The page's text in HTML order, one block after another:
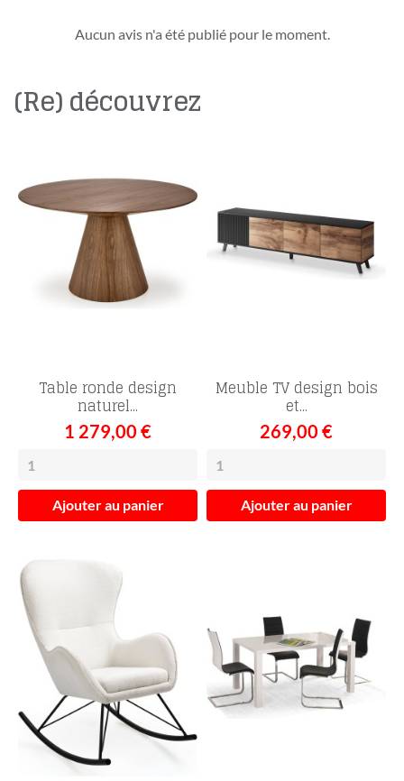
Aucun avis n'a été publié pour le moment.
(Re) découvrez
Table ronde design
naturel...
1 279,00 €
Ajouter au panier
Meuble TV design bois
et...
269,00 €
Ajouter au panier